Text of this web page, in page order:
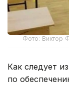
Фото: Виктор
Как следует
по